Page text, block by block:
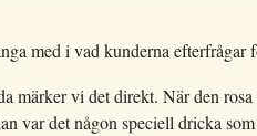
med i vad kunderna efterfrågar
märker vi det direkt. När den
var det någon speciell dricka